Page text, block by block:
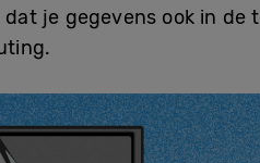
dat je gegevens ook in de